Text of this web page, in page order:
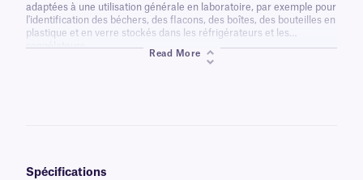
adaptées à une utilisation générale en laboratoire, par exemple pour
l'identification des béchers, des flacons, des boîtes, des bouteilles en
plastique et en verre stockés dans les réfrigérateurs et les
congélateurs.
Read More
Spécifications